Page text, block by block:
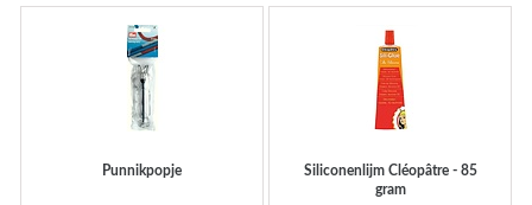
Punnikpopje
Siliconenlijm Cléopâtre - 85
gram